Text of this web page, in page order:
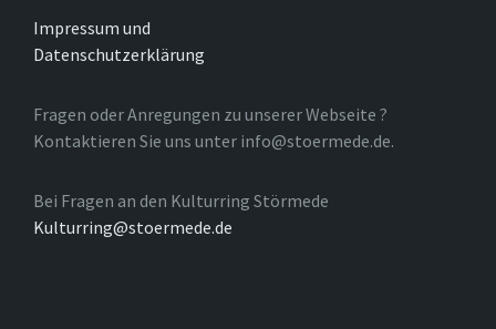
Impressum und
Datenschutzerklärung
Fragen oder Anregungen zu unserer Webseite ?
Kontaktieren Sie uns unter info@stoermede.de.
Bei Fragen an den Kulturring Störmede
Kulturring@stoermede.de